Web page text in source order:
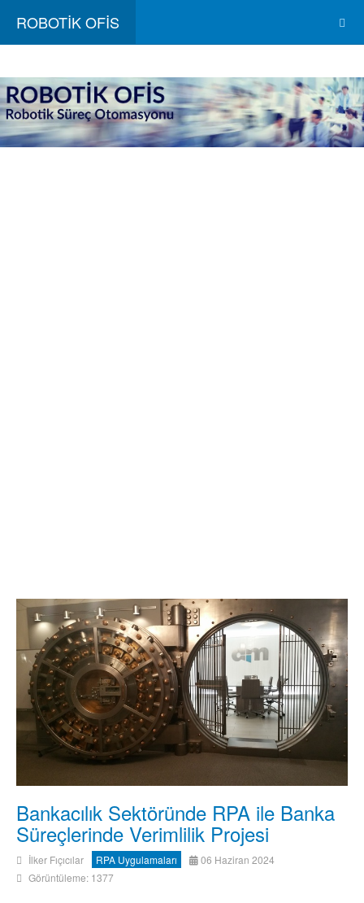
ROBOTİK OFİS
Bankacılık Sektöründe RPA ile Banka
Süreçlerinde Verimlilik Projesi
İlker Fıçıcılar RPA Uygulamaları
06 Haziran 2024
Görüntüleme: 1377